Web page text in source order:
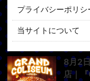
プライバシーポリ
当サイトについて
8月2
店｜